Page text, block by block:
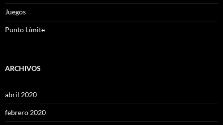
Juegos
Punto Límite
ARCHIVOS
abril 2020
febrero 2020